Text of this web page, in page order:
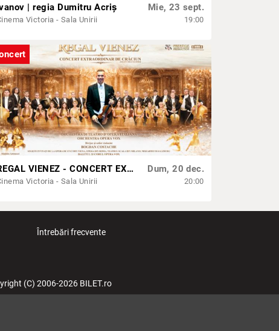
| regia Dumitru Acriș
Victoria - Sala Unirii
Mie, 23 sept.
19:00
REGAL VIENEZ - CONCERT EXTRAORDINAR DE CRACIUN | IASI
Victoria - Sala Unirii
Dum, 20 dec.
20:00
Întrebări frecvente
(C) 2006-2026 BILET.ro